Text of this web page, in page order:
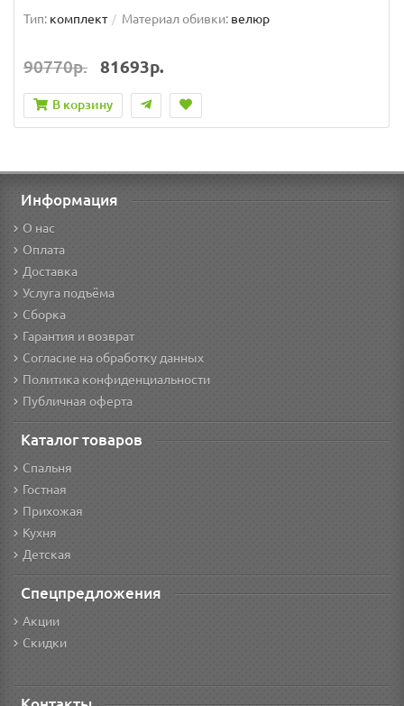
Тип: комплект Материал обивки: велюр
90770р. 81693р.
В корзину
Информация
О нас
Оплата
Доставка
Услуга подъёма
Сборка
Гарантия и возврат
Согласие на обработку данных
Политика конфиденциальности
Публичная оферта
Каталог товаров
Спальня
Гостная
Прихожая
Кухня
Детская
Спецпредложения
Акции
Скидки